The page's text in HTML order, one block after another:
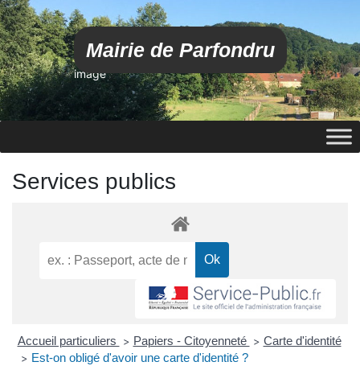
Mairie de Parfondru
image
Services publics
Accueil particuliers > Papiers - Citoyenneté > Carte d'identité
> Est-on obligé d'avoir une carte d'identité ?